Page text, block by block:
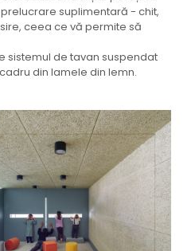
suplimentară - chit,
ceea ce vă permite să
sistemul de tavan suspendat
din lamele din lemn.